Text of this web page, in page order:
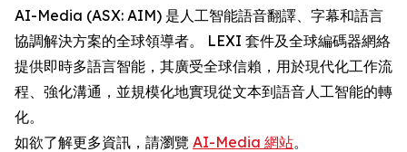
AI-Media (ASX: AIM) 是人工智能語音翻譯、字幕和語言
協調解決方案的全球領導者。 LEXI 套件及全球編碼器網絡
提供即時多語言智能，其廣受全球信賴，用於現代化工作流
程、強化溝通，並規模化地實現從文本到語音人工智能的轉
化。
如欲了解更多資訊，請瀏覽 AI-Media 網站。